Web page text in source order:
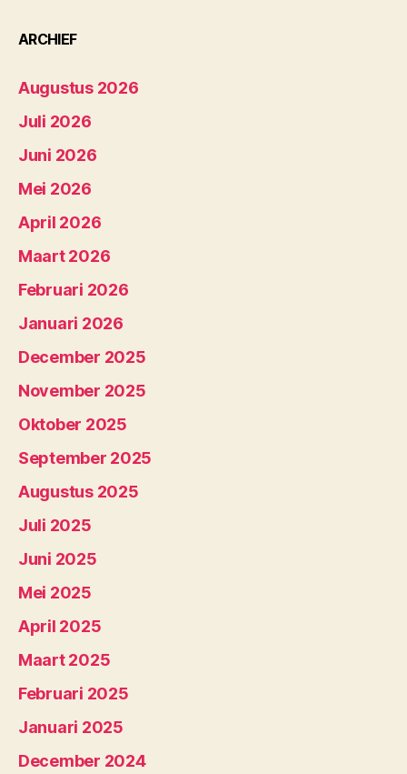
ARCHIEF
Augustus 2026
Juli 2026
Juni 2026
Mei 2026
April 2026
Maart 2026
Februari 2026
Januari 2026
December 2025
November 2025
Oktober 2025
September 2025
Augustus 2025
Juli 2025
Juni 2025
Mei 2025
April 2025
Maart 2025
Februari 2025
Januari 2025
December 2024